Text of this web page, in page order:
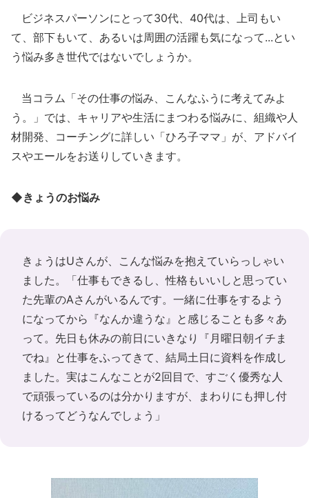
ビジネスパーソンにとって30代、40代は、上司もい
て、部下もいて、あるいは周囲の活躍も気になって...とい
う悩み多き世代ではないでしょうか。
当コラム「その仕事の悩み、こんなふうに考えてみよ
う。」では、キャリアや生活にまつわる悩みに、組織や人
材開発、コーチングに詳しい「ひろ子ママ」が、アドバイ
スやエールをお送りしていきます。
◆きょうのお悩み
きょうはUさんが、こんな悩みを抱えていらっしゃい
ました。「仕事もできるし、性格もいいしと思ってい
た先輩のAさんがいるんです。一緒に仕事をするよう
になってから『なんか違うな』と感じることも多々あ
って。先日も休みの前日にいきなり『月曜日朝イチま
でね』と仕事をふってきて、結局土日に資料を作成し
ました。実はこんなことが2回目で、すごく優秀な人
で頑張っているのは分かりますが、まわりにも押し付
けるってどうなんでしょう」